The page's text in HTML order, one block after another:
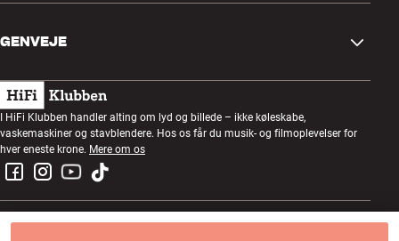
Retur og reklamation
Fortryd ordre
Handelsbetingelser
Privatlivspolitik
Kundeklub
Lytteaften
Konkurrencer
Job i HiFi Klubben
GENVEJE
Gavekort
Byg med lyd
Montering og installation
Retur af el-affald
I HiFi Klubben handler alting om lyd og billede – ikke køleskabe,
vaskemaskiner og stavblendere. Hos os får du musik- og filmoplevelser for
hver eneste krone. Mere om os